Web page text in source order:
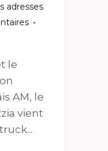
adresses
le
AM, le
vient